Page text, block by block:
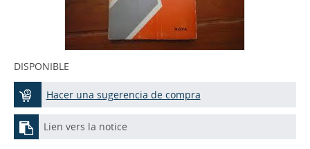
DISPONIBLE
Hacer una sugerencia de compra
Lien vers la notice